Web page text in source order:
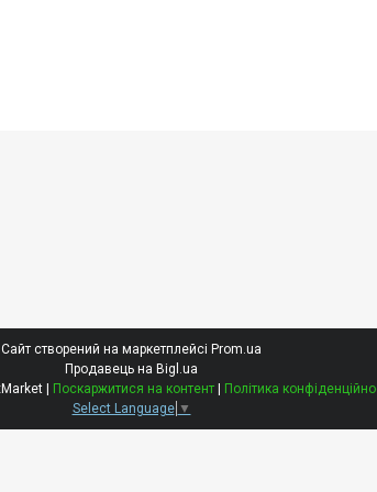
Сайт створений на маркетплейсі Prom.ua
Продавець на Bigl.ua
Інтернет-магазин MixMarket | Поскаржитися на контент | Політика
Select Language ▼